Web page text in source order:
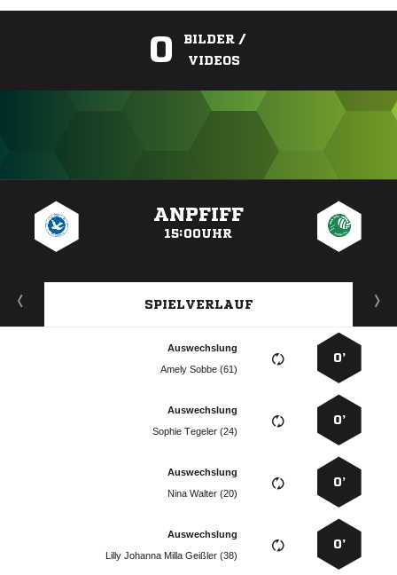
0
BILDER /
VIDEOS
ANPFIFF
15:00UHR
SPIELVERLAUF
0’
Auswechslung
  
0’
Auswechslung
  
0’
Auswechslung
  
0’
Auswechslung
    